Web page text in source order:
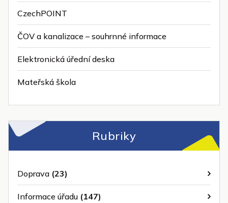
CzechPOINT
ČOV a kanalizace – souhrnné informace
Elektronická úřední deska
Mateřská škola
Rubriky
Doprava (23)
Informace úřadu (147)